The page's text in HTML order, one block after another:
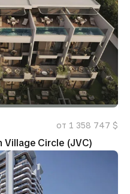
от 1 358 747 $
Village Circle (JVC)